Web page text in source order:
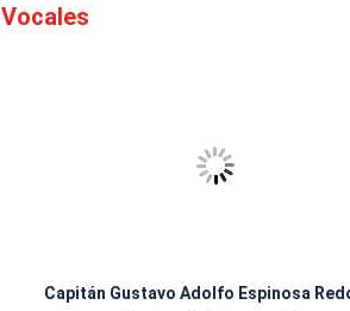
Vocales
Capitán Gustavo Adolfo Espinosa